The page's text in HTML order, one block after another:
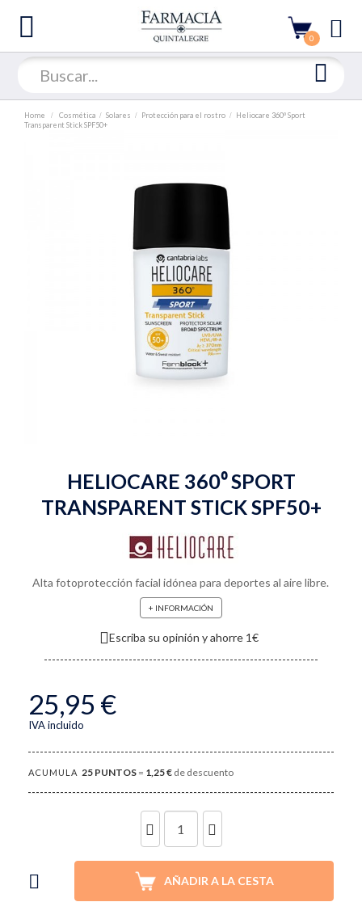
0
Home Cosmética Solares Protección para el rostro
Heliocare 360⁰ Sport
Transparent Stick SPF50+
HELIOCARE 360⁰ SPORT
TRANSPARENT STICK SPF50+
Alta fotoprotección facial idónea para deportes al aire libre.
+ INFORMACIÓN
Escriba su opinión y ahorre 1€
25,95 €
IVA incluido
ACUMULA 25 PUNTOS = 1,25 € de descuento
UNIDADES
AÑADIR A LA CESTA